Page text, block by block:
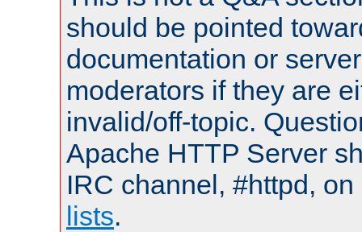
should be pointed
documentation or
moderators if they are
invalid/off-topic.
Apache HTTP Server
IRC channel, #httpd,
lists.